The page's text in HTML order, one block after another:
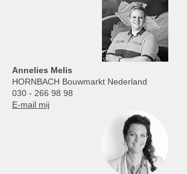
Annelies Melis
HORNBACH Bouwmarkt Nederland
030 - 266 98 98
E-mail mij